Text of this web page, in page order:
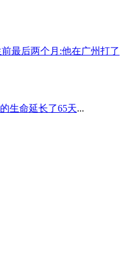
最后两个月:他在广州打了
生命延长了65天...